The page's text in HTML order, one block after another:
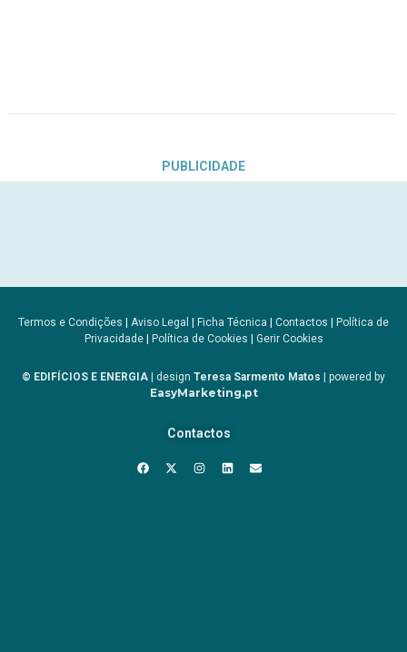
PUBLICIDADE
Termos e Condições | Aviso Legal | Ficha Técnica | Contactos | Política de
Privacidade| Política de Cookies | Gerir Cookies
© EDIFÍCIOS E ENERGIA | design Teresa Sarmento Matos | powered by
EasyMarketing.pt
Contactos